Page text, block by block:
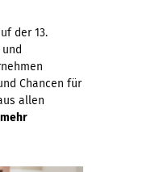
der 13.
Chancen für
allen
mehr